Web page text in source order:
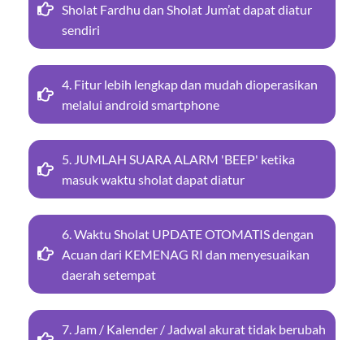
Sholat Fardhu dan Sholat Jum’at dapat diatur
sendiri
4. Fitur lebih lengkap dan mudah dioperasikan
melalui android smartphone
5. JUMLAH SUARA ALARM 'BEEP' ketika
masuk waktu sholat dapat diatur
6. Waktu Sholat UPDATE OTOMATIS dengan
Acuan dari KEMENAG RI dan menyesuaikan
daerah setempat
7. Jam / Kalender / Jadwal akurat tidak berubah